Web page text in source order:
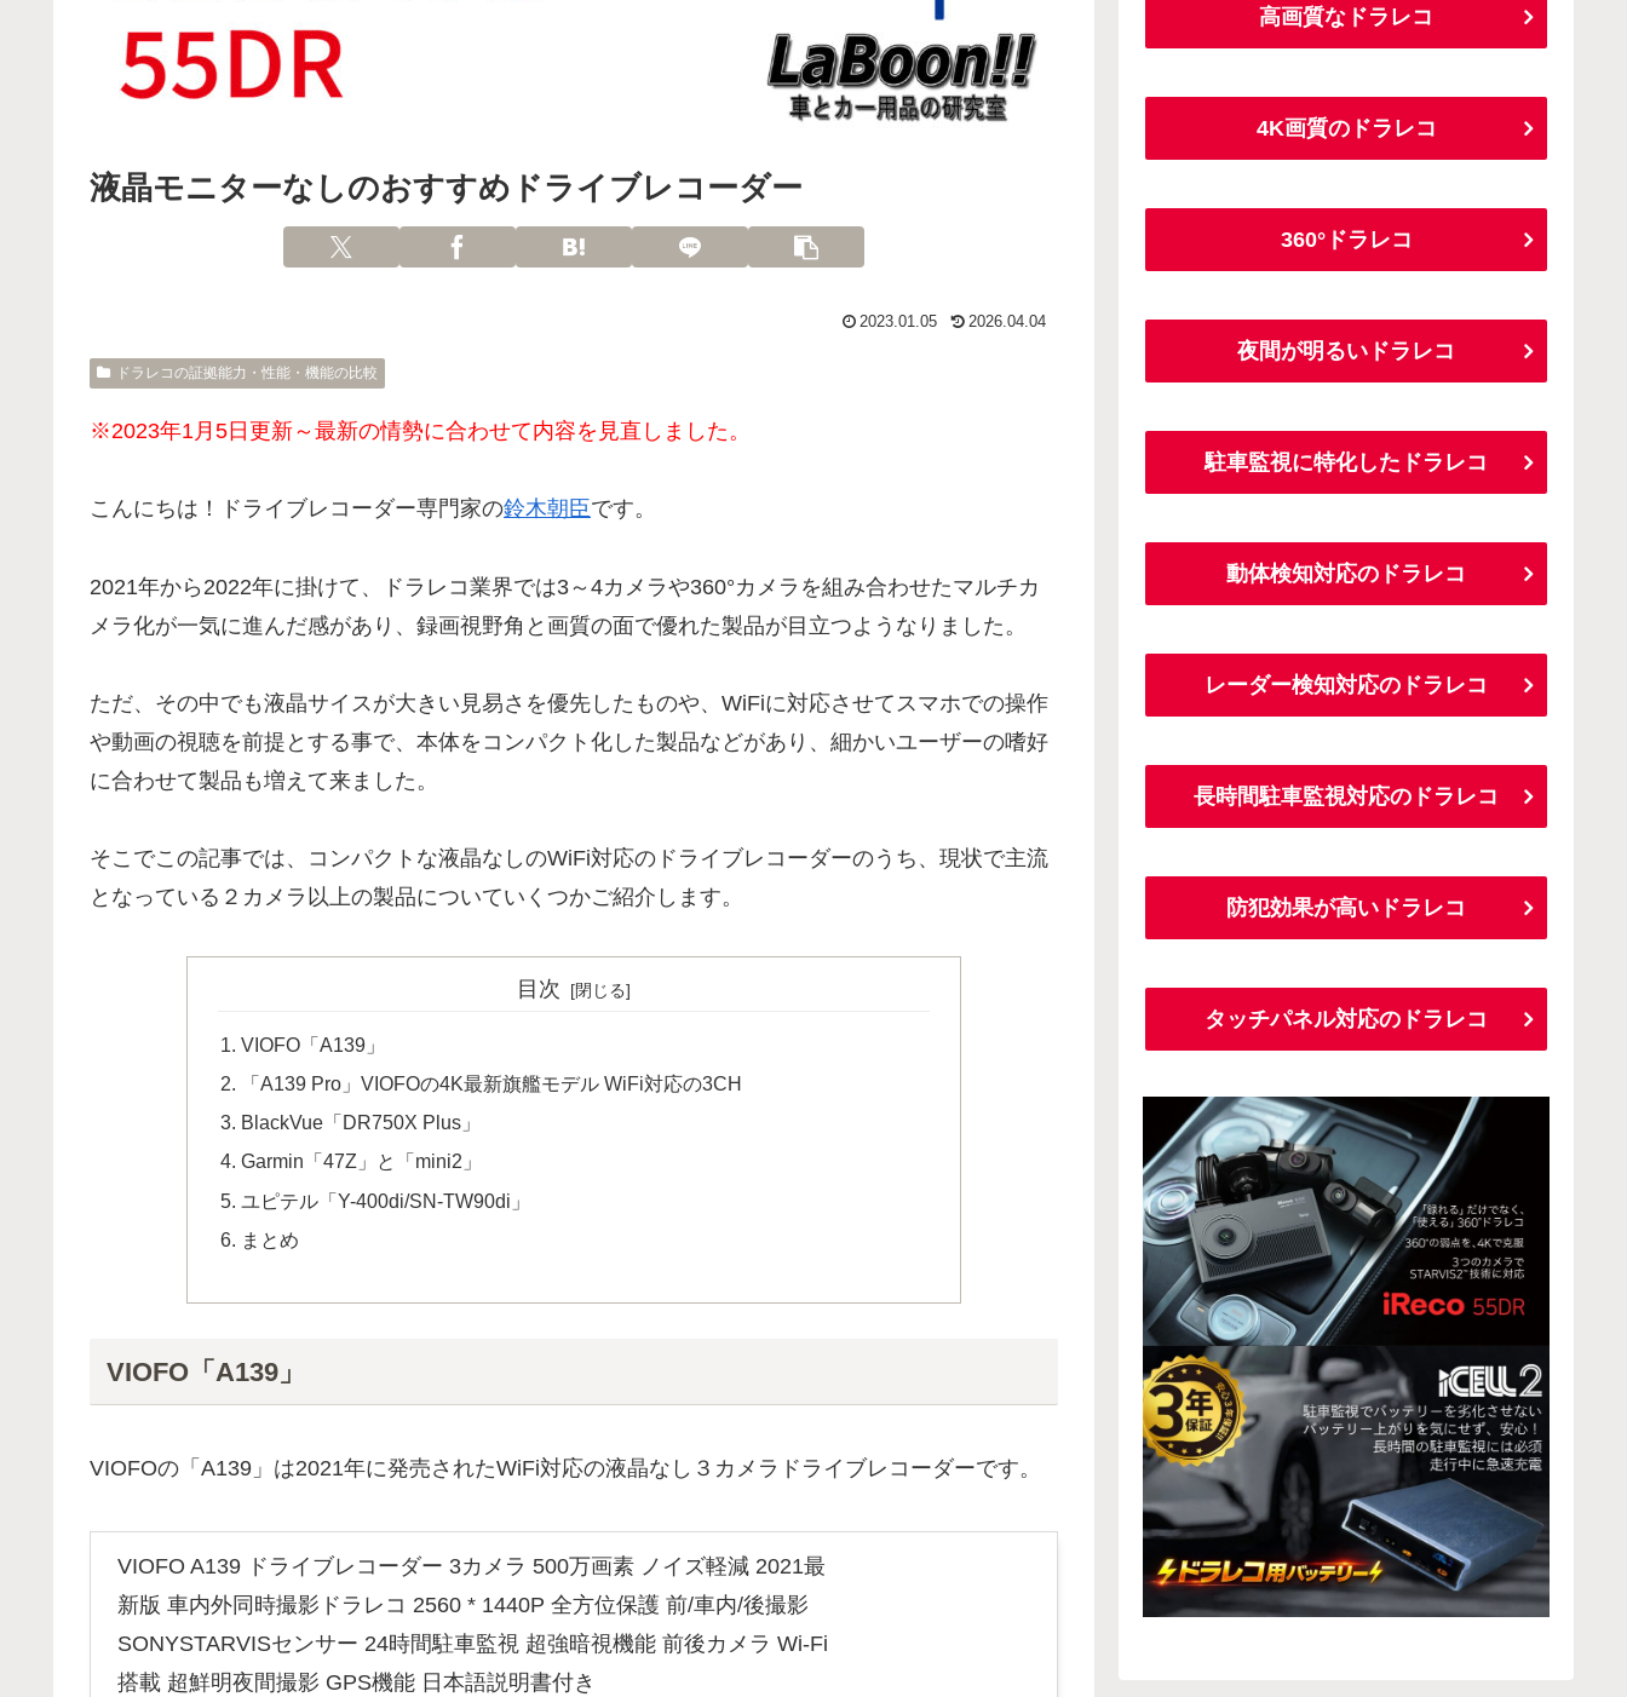
液晶モニターなしのおすすめドライブレコーダー
2023.01.05 2026.04.04
ドラレコの証拠能力・性能・機能の比較
※2023年1月5日更新～最新の情勢に合わせて内容を見直しました。
こんにちは！ドライブレコーダー専門家の鈴木朝臣です。
2021年から2022年に掛けて、ドラレコ業界では3～4カメラや360°カメラを組み合わせたマルチカ
メラ化が一気に進んだ感があり、録画視野角と画質の面で優れた製品が目立つようなりました。
ただ、その中でも液晶サイスが大きい見易さを優先したものや、WiFiに対応させてスマホでの操作
や動画の視聴を前提とする事で、本体をコンパクト化した製品などがあり、細かいユーザーの嗜好
に合わせて製品も増えて来ました。
そこでこの記事では、コンパクトな液晶なしのWiFi対応のドライブレコーダーのうち、現状で主流
となっている２カメラ以上の製品についていくつかご紹介します。
目次
VIOFO「A139」
「A139 Pro」VIOFOの4K最新旗艦モデル WiFi対応の3CH
BlackVue「DR750X Plus」
Garmin「47Z」と「mini2」
ユピテル「Y-400di/SN-TW90di」
まとめ
VIOFO「A139」
VIOFOの「A139」は2021年に発売されたWiFi対応の液晶なし３カメラドライブレコーダーです。
VIOFO A139 ドライブレコーダー 3カメラ 500万画素 ノイズ軽減 2021最
新版 車内外同時撮影ドラレコ 2560 * 1440P 全方位保護 前/車内/後撮影
SONYSTARVISセンサー 24時間駐車監視 超強暗視機能 前後カメラ Wi-Fi
搭載 超鮮明夜間撮影 GPS機能 日本語説明書付き
高画質なドラレコ
4K画質のドラレコ
360°ドラレコ
夜間が明るいドラレコ
駐車監視に特化したドラレコ
動体検知対応のドラレコ
レーダー検知対応のドラレコ
長時間駐車監視対応のドラレコ
防犯効果が高いドラレコ
タッチパネル対応のドラレコ